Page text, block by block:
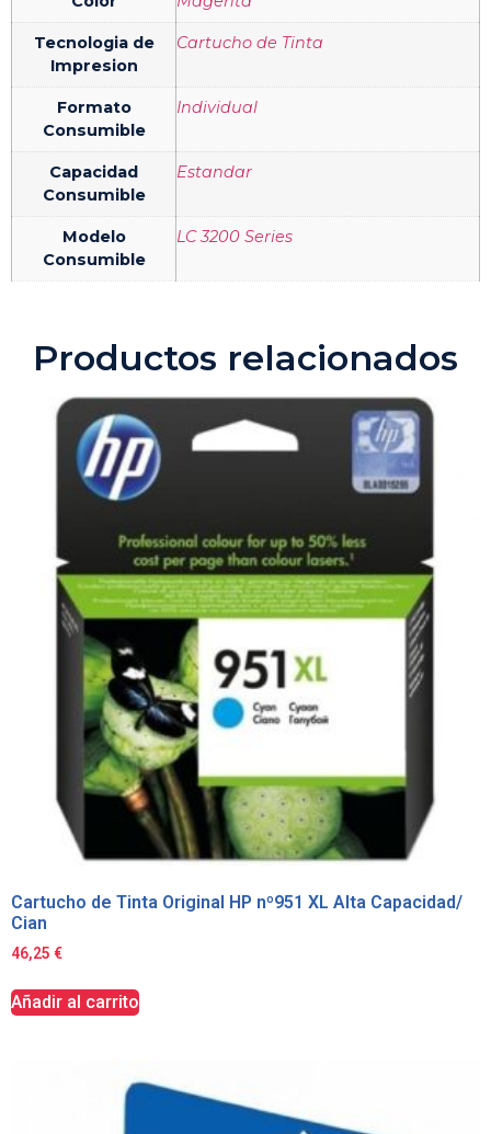
Tecnologia de
Impresion
Cartucho de Tinta
Formato
Consumible
Individual
Capacidad
Consumible
Estandar
Modelo
Consumible
LC 3200 Series
Productos relacionados
Cartucho de Tinta Original HP nº951 XL Alta Capacidad/
Cian
46,25 €
Añadir al carrito